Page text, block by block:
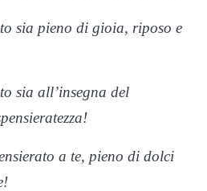
sia pieno di gioia, riposo e
sia all’insegna del
a te, pieno di dolci